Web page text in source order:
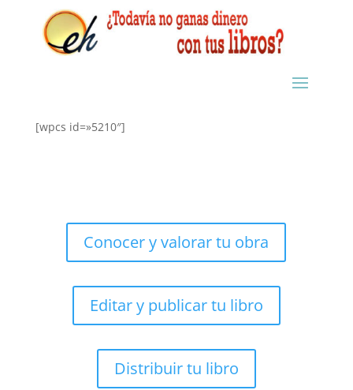
[wpcs id=»5210″]
Conocer y valorar tu obra
Editar y publicar tu libro
Distribuir tu libro